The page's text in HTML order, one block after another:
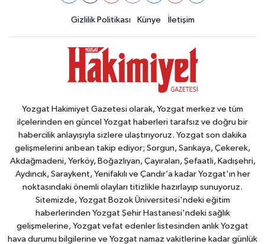
Gizlilik Politikası Künye İletişim
Yozgat Hakimiyet Gazetesi olarak, Yozgat merkez ve tüm
ilçelerinden en güncel Yozgat haberleri tarafsız ve doğru bir
habercilik anlayışıyla sizlere ulaştırıyoruz. Yozgat son dakika
gelişmelerini anbean takip ediyor; Sorgun, Sarıkaya, Çekerek,
Akdağmadeni, Yerköy, Boğazlıyan, Çayıralan, Şefaatli, Kadışehri,
Aydıncık, Saraykent, Yenifakılı ve Çandır’a kadar Yozgat'ın her
noktasındaki önemli olayları titizlikle hazırlayıp sunuyoruz.
Sitemizde, Yozgat Bozok Üniversitesi'ndeki eğitim
haberlerinden Yozgat Şehir Hastanesi'ndeki sağlık
gelişmelerine, Yozgat vefat edenler listesinden anlık Yozgat
hava durumu bilgilerine ve Yozgat namaz vakitlerine kadar günlük